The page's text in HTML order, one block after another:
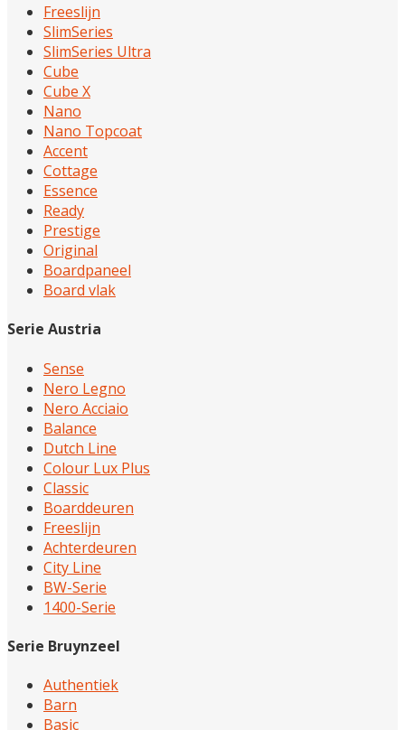
Freeslijn
SlimSeries
SlimSeries Ultra
Cube
Cube X
Nano
Nano Topcoat
Accent
Cottage
Essence
Ready
Prestige
Original
Boardpaneel
Board vlak
Serie Austria
Sense
Nero Legno
Nero Acciaio
Balance
Dutch Line
Colour Lux Plus
Classic
Boarddeuren
Freeslijn
Achterdeuren
City Line
BW-Serie
1400-Serie
Serie Bruynzeel
Authentiek
Barn
Basic